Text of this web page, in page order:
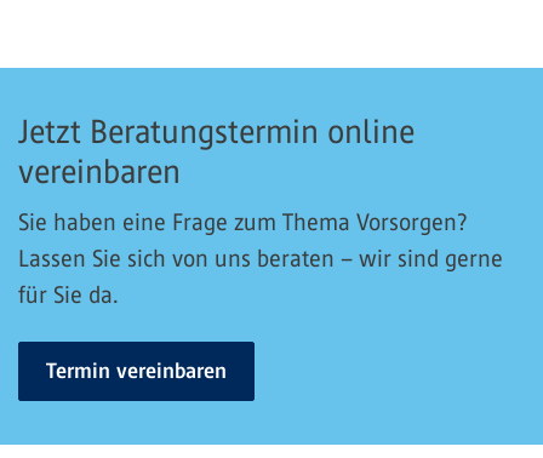
Jetzt Beratungstermin online
vereinbaren
Sie haben eine Frage zum Thema Vorsorgen?
Lassen Sie sich von uns beraten – wir sind gerne
für Sie da.
Termin vereinbaren